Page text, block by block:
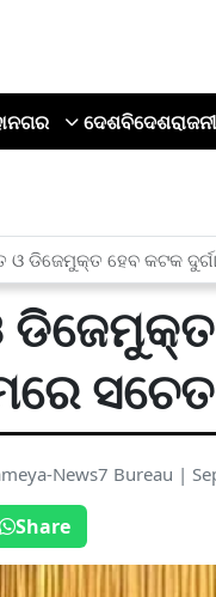
ଦେଶବିଦେଶ
ଓ ଡିଜେମୁକ୍ତ ହେବ କଟକ
News7 Bureau |
Share